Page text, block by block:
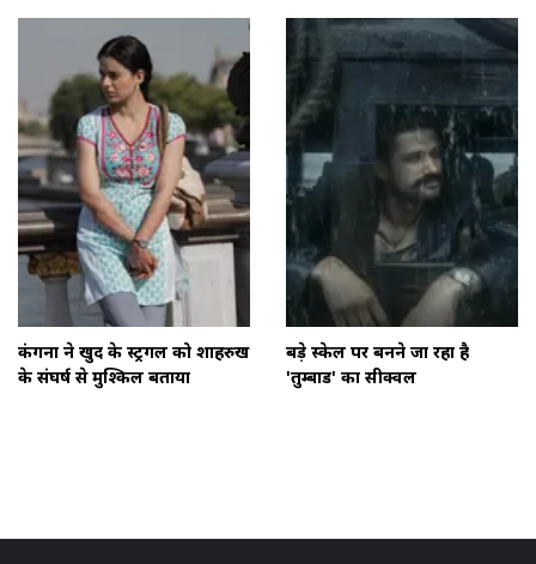
कंगना ने खुद के स्ट्रगल को शाहरुख
के संघर्ष से मुश्किल बताया
बड़े स्केल पर बनने जा रहा है
'तुम्बाड' का सीक्वल